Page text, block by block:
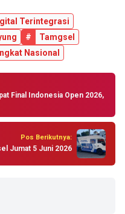
Terintegrasi
#
Tamgsel
Nasional
Final Indonesia Open 2026,
Pos Berikutnya:
Jumat 5 Juni 2026